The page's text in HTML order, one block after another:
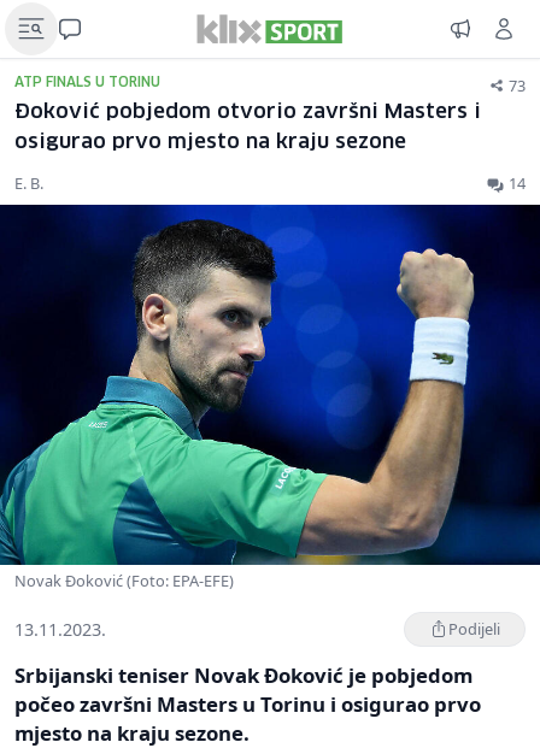
ATP FINALS U TORINU 73
Đoković pobjedom otvorio završni Masters i
osigurao prvo mjesto na kraju sezone
E. B. 14
Novak Đoković (Foto: EPA-EFE)
13.11.2023. Podijeli
Srbijanski teniser Novak Đoković je pobjedom
počeo završni Masters u Torinu i osigurao prvo
mjesto na kraju sezone.